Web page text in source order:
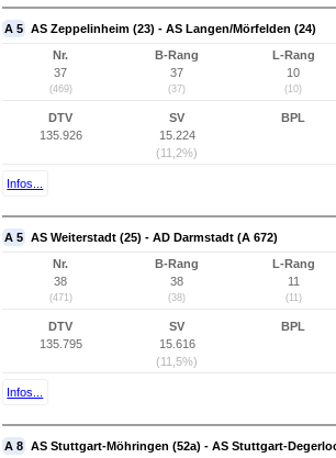
A 5 AS Zeppelinheim (23) - AS Langen/Mörfelden (24)
Nr.
37
(469)
B-Rang
37
(37)
L-Rang
10
(10)
DTV
135.926
SV
15.224
(11,2%)
BPL
Infos...
A 5 AS Weiterstadt (25) - AD Darmstadt (A 672)
Nr.
38
(471)
B-Rang
38
(38)
L-Rang
11
(11)
DTV
135.795
SV
15.616
(11,5%)
BPL
Infos...
A 8 AS Stuttgart-Möhringen (52a) - AS Stuttgart-